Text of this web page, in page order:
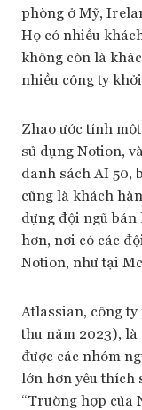
phòng ở Mỹ,
Họ có nhiều
không còn là
nhiều công ty
Zhao ước tính
sử dụng Notion,
danh sách AI 50,
cũng là khách
dựng đội ngũ
hơn, nơi có các
Notion, như tại
Atlassian, công
thu năm 2023),
được các nhóm
lớn hơn yêu thích
“Trường hợp của